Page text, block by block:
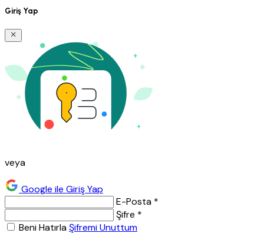
Giriş Yap
veya
Google ile Giriş Yap
E-Posta *
Şifre *
Beni HatırlaŞifremi Unuttum